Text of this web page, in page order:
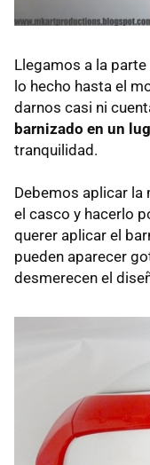
Llegamos a la
lo hecho hasta el
darnos casi ni
barnizado en un
tranquilidad.
Debemos aplicar la
el casco y hacerlo
querer aplicar el
pueden aparecer
desmerecen el